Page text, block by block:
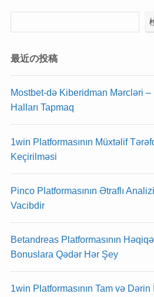
最近の投稿
Mostbet-də Kiberidman Mərcləri –
Halları Tapmaq
1win Platformasının Müxtəlif
Keçirilməsi
Pinco Platformasının Ətraflı
Vacibdir
Betandreas Platformasının
Bonuslara Qədər Hər Şey
1win Platformasının Tam və